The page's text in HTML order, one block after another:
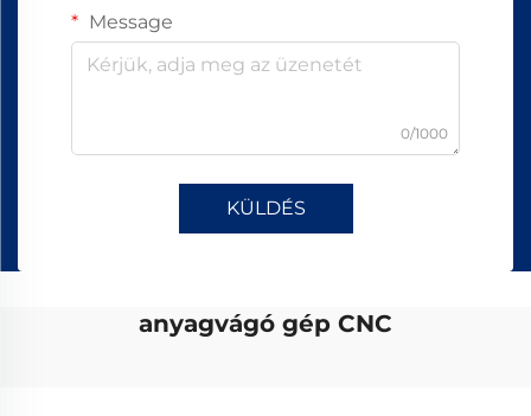
Message
0/1000
KÜLDÉS
anyagvágó gép CNC